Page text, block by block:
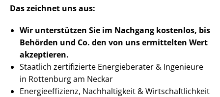
Das zeichnet uns aus:
Wir unterstützen Sie im Nachgang kostenlos, bis
Behörden und Co. den von uns ermittelten Wert
akzeptieren.
Staatlich zertifizierte Energieberater & Ingenieure
in Rottenburg am Neckar
En­er­gie­ef­fi­zi­enz, Nachhaltigkeit & Wirt­schaft­lich­keit